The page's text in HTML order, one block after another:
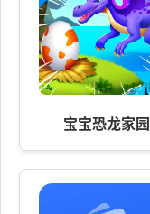
宝宝恐龙家园